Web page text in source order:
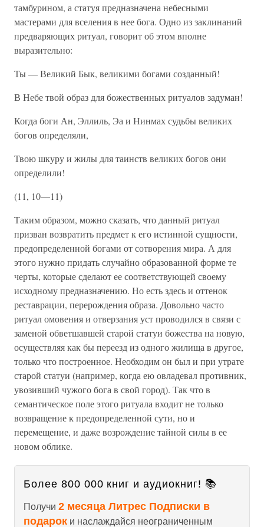
тамбурином, а статуя предназначена небесными
мастерами для вселения в нее бога. Одно из заклинаний
предваряющих ритуал, говорит об этом вполне
выразительно:
Ты — Великий Бык, великими богами созданный!
В Небе твой образ для божественных ритуалов задуман!
Когда боги Ан, Эллиль, Эа и Нинмах судьбы великих
богов определяли,
Твою шкуру и жилы для таинств великих богов они
определили!
(11, 10—11)
Таким образом, можно сказать, что данный ритуал
призван возвратить предмет к его истинной сущности,
предопределенной богами от сотворения мира. А для
этого нужно придать случайно образованной форме те
черты, которые сделают ее соответствующей своему
исходному предназначению. Но есть здесь и оттенок
реставрации, перерождения образа. Довольно часто
ритуал омовения и отверзания уст проводился в связи с
заменой обветшавшей старой статуи божества на новую,
осуществляя как бы переезд из одного жилища в другое,
только что построенное. Необходим он был и при утрате
старой статуи (например, когда ею овладевал противник,
увозивший чужого бога в свой город). Так что в
семантическое поле этого ритуала входит не только
возвращение к предопределенной сути, но и
перемещение, и даже возрождение тайной силы в ее
новом облике.
Более 800 000 книг и аудиокниг! 📚
Получи 2 месяца Литрес Подписки в
подарок и наслаждайся неограниченным